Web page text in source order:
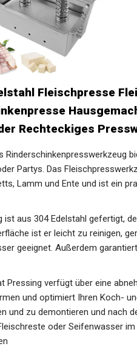
Fleischpresse
Rechteckiges
Rinderschinkenpresswerkzeug
Partys. Das
Lamm und Ente und ist ein
ist aus 304 Edelstahl gefertigt,
ist er leicht zu reinigen,
geeignet. Außerdem
Pressing verfügt über eine
und optimiert Ihren Koch-
und zu demontieren und nach
oder Seifenwasser